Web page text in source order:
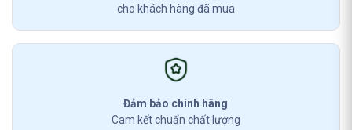
cho khách hàng đã mua
Đảm bảo chính hãng
Cam kết chuẩn chất lượng